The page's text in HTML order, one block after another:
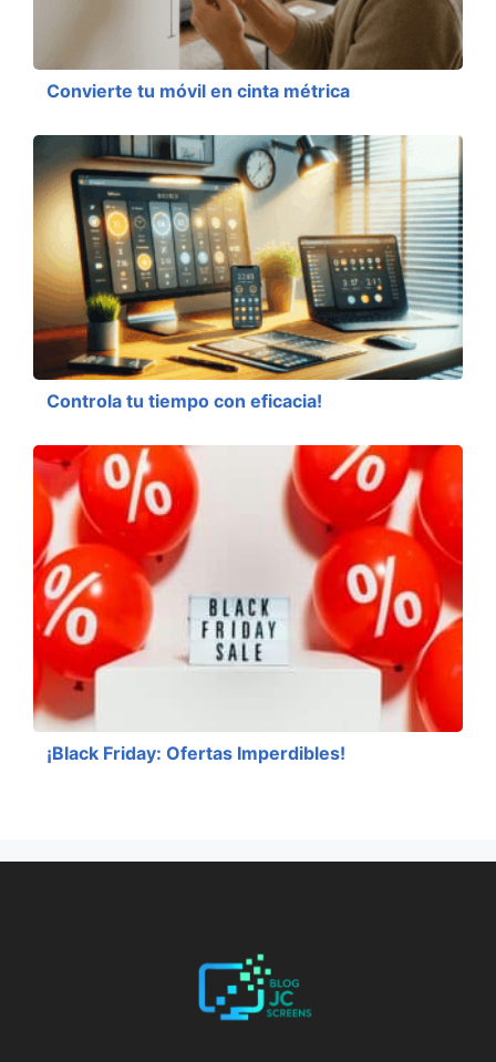
Convierte tu móvil en cinta métrica
Controla tu tiempo con eficacia!
¡Black Friday: Ofertas Imperdibles!